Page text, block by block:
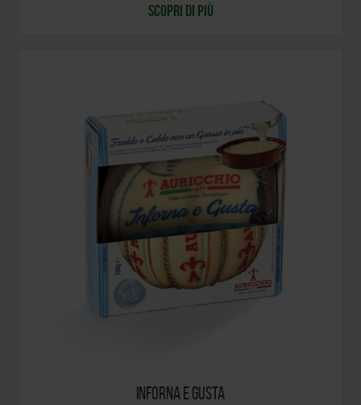
SCOPRI DI PIÙ
INFORNA E GUSTA